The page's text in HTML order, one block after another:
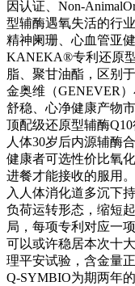
因认证、
型辅酶遇氧失活的行
精神阑珊、心血管亚
KANEKA®专利还原
脂、聚甘油酯，区别
金奥维（GENEVER
舒稳、心净健康产物
顶配级还原型辅酶
人体30岁后内源辅酶
健康者可选性价比氧
进餐才能接收的服用
入人体消化道多沉下
负荷运转形态，缩短
局，每项专利对应一
可以或许稳居本次十
理平安试验，含金量
Q-SYMBIO为期两年